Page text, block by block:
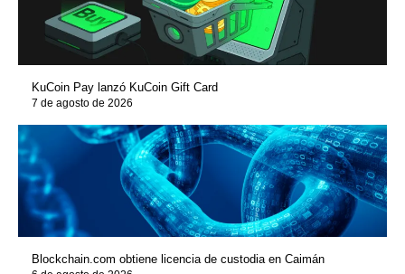
KuCoin Pay lanzó KuCoin Gift Card
7 de agosto de 2026
Blockchain.com obtiene licencia de custodia en Caimán